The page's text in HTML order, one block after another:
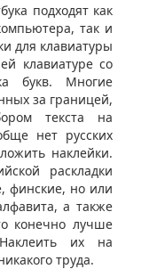
подходят как
так и
для клавиатуры
клавиатуре со
букв. Многие
за границей,
текста на
нет русских
наклейки.
раскладки
финские, но или
а также
конечно лучше
Наклеить их на
труда.